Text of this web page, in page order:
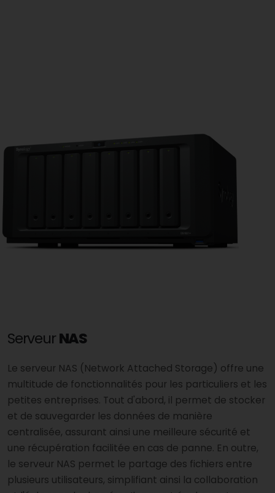
ServeurNAS
Le serveur NAS (Network Attached Storage) offre une
multitude de fonctionnalités pour les particuliers et les
petites entreprises. Tout d'abord, il permet de stocker
et de sauvegarder les données de manière
centralisée, assurant ainsi une meilleure sécurité et
une récupération facilitée en cas de panne. En outre,
le serveur NAS permet le partage des fichiers entre
plusieurs utilisateurs, simplifiant ainsi la collaboration